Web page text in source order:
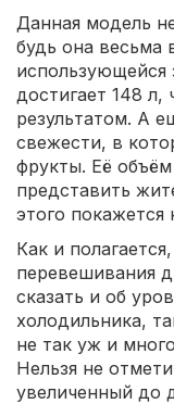
Данная модель
будь она весьма
использующейся
достигает 148
результатом. А
свежести, в
фрукты. Её
представить
этого покажется
Как и
перевешивания
сказать и об
холодильника,
не так уж и
Нельзя не
увеличенный до